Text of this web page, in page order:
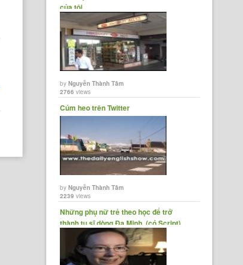
của tôi
byNguyễn Thành Tâm
2766 views
Cúm heo trên Twitter
byNguyễn Thành Tâm
2239 views
Những phụ nữ trẻ theo học để trở
thành tu sĩ dòng Đa Minh. (có Script)